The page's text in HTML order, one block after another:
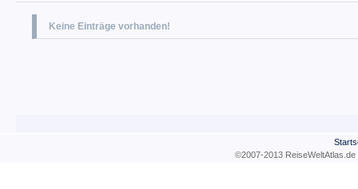
Keine Einträge vorhanden!
©2007-2013